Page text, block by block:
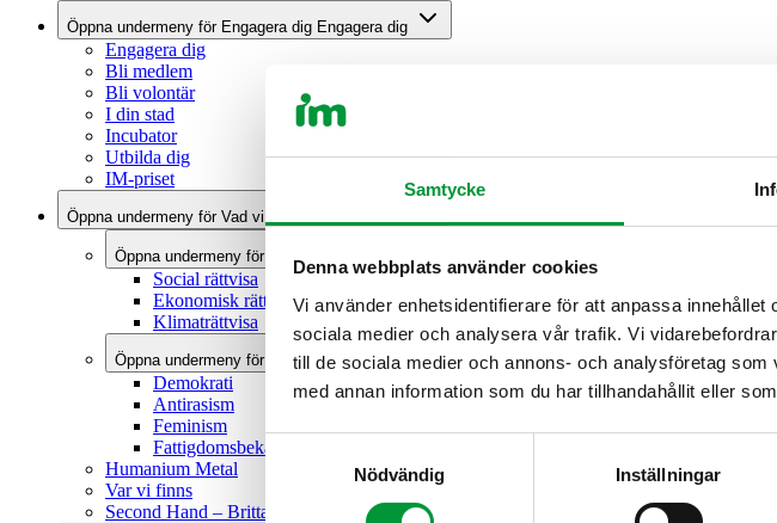
Samtycke
Denna webbplats använder cookies
Vi använder enhetsidentifierare för att anpassa
sociala medier och analysera vår trafik. Vi
till de sociala medier och annons- och analysföretag
med annan information som du har tillhandahållit eller
Samtyckesval
Nödvändig
Inställningar
Öppna undermeny för Engagera dig Engagera dig
Engagera dig
Bli medlem
Bli volontär
I din stad
Incubator
Utbilda dig
IM-priset
Öppna undermeny för Vad vi gör
Öppna undermeny för Slåss för rättvisa Slåss för rättvisa
Social rättvisa
Ekonomisk rättvisa
Klimaträttvisa
Öppna undermeny för Bekämpa förtryck Bekämpa förtryck
Demokrati
Antirasism
Feminism
Fattigdomsbekämpning
Humanium Metal
Var vi finns
Second Hand – Brittas by IM